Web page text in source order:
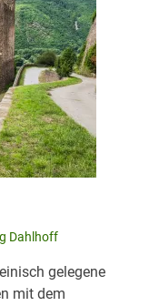
Dahlhoff
gelegene
mit dem